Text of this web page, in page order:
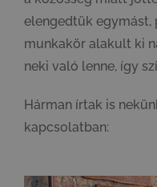
elengedtük egymást,
munkakör alakult ki
neki való lenne, így
Hárman írtak is
kapcsolatban: